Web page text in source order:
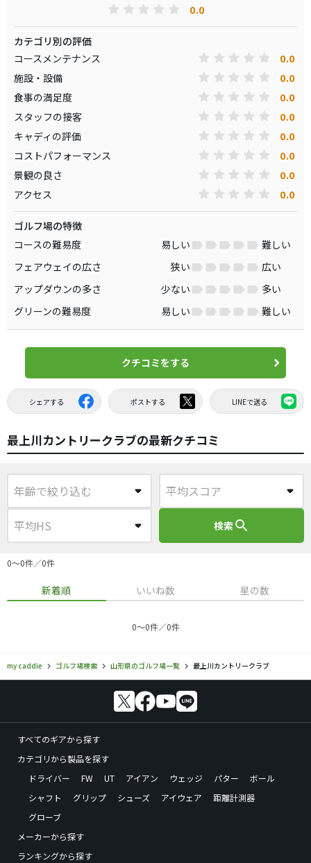
0.0
カテゴリ別の評価
コースメンテナンス
0.0
施設・設備 0.0
食事の満足度 0.0
スタッフの接客 0.0
キャディの評価 0.0
コストパフォーマンス 0.0
景観の良さ 0.0
アクセス 0.0
ゴルフ場の特徴
コースの難易度
易しい
難しい
フェアウェイの広さ
狭い
広い
アップダウンの多さ
少ない
多い
グリーンの難易度
易しい 難しい
クチコミをする
シェアする ポストする LINEで送る
最上川カントリークラブの最新クチコミ
検索search
0〜0件／0件
新着順 いいね数 星の数
0〜0件／0件
my caddie ゴルフ場検索 山形県のゴルフ場一覧 最上川カントリークラブ
すべてのギアから探す
カテゴリから製品を探す
ドライバー
FW UT アイアン ウェッジ パター
ボール
シャフト
グリップ シューズ アイウェア
距離計測器
グローブ
メーカーから探す
ランキングから探す